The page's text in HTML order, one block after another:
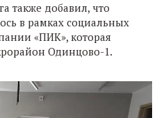
также добавил, что
в рамках социальных
«ПИК», которая
Одинцово-1.